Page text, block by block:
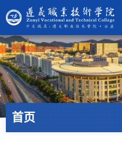
首页